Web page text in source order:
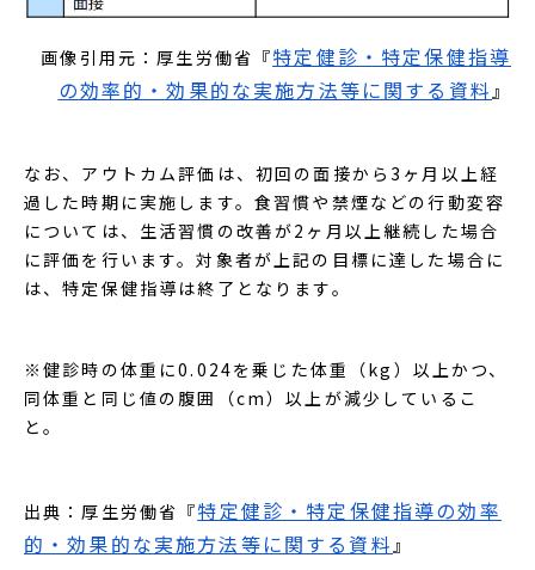
画像引用元：厚生労働省『特定健診・特定保健指導
の効率的・効果的な実施方法等に関する資料 』
なお、アウトカム評価は、初回の面接から3ヶ月以上経
過した時期に実施します。食習慣や禁煙などの行動変容
については、生活習慣の改善が2ヶ月以上継続した場合
に評価を行います。対象者が上記の目標に達した場合に
は、特定保健指導は終了となります。
※健診時の体重に0.024を乗じた体重（kg）以上かつ、
同体重と同じ値の腹囲（cm）以上が減少しているこ
と。
出典：厚生労働省『特定健診・特定保健指導の効率
的・効果的な実施方法等に関する資料 』